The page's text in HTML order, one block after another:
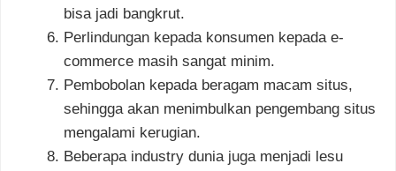
bisa jadi bangkrut.
Perlindungan kepada konsumen kepada e-
commerce masih sangat minim.
Pembobolan kepada beragam macam situs,
sehingga akan menimbulkan pengembang situs
mengalami kerugian.
Beberapa industry dunia juga menjadi lesu